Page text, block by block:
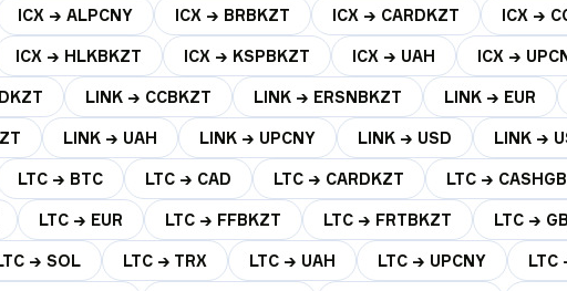
ICX → ALPCNY ICX → BRBKZT ICX → CARDKZT ICX →
ICX → HLKBKZT ICX → KSPBKZT ICX → UAH ICX →
LINK → CCBKZT LINK → ERSNBKZT LINK → EUR
LINK → UAH LINK → UPCNY LINK → USD LINK →
LTC → BTC LTC → CAD LTC → CARDKZT LTC →
LTC → EUR LTC → FFBKZT LTC → FRTBKZT LTC →
→ SOL LTC → TRX LTC → UAH LTC → UPCNY LTC